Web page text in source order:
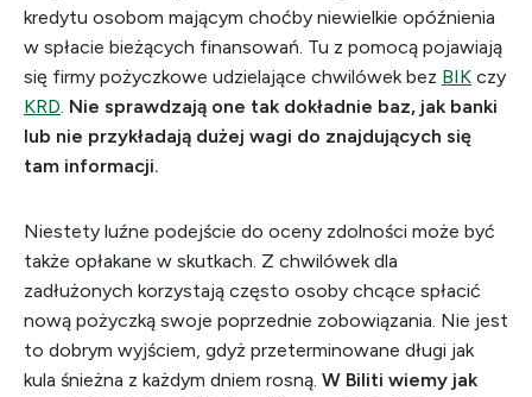
kredytu osobom mającym choćby niewielkie opóźnienia
w spłacie bieżących finansowań. Tu z pomocą pojawiają
się firmy pożyczkowe udzielające chwilówek bez BIK czy
KRD. Nie sprawdzają one tak dokładnie baz, jak banki
lub nie przykładają dużej wagi do znajdujących się
tam informacji.
Niestety luźne podejście do oceny zdolności może być
także opłakane w skutkach. Z chwilówek dla
zadłużonych korzystają często osoby chcące spłacić
nową pożyczką swoje poprzednie zobowiązania. Nie jest
to dobrym wyjściem, gdyż przeterminowane długi jak
kula śnieżna z każdym dniem rosną. W Biliti wiemy jak